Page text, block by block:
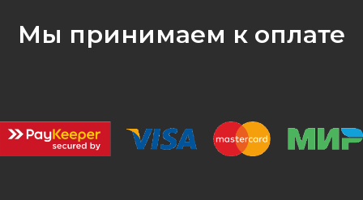
Мы принимаем к оплате